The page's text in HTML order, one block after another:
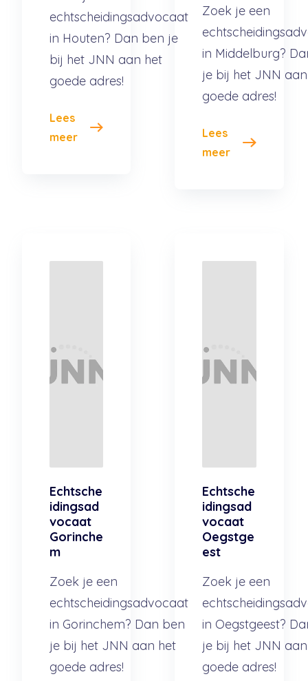
echtscheidingsadvocaat
in Houten? Dan ben je
bij het JNN aan het
goede adres!
Lees
meer
Zoek je een
in Middelburg?
je bij het JNN
goede adres!
Lees
meer
Echtsche
idingsad
vocaat
Gorinche
m
Zoek je een
echtscheidingsadvocaat
in Gorinchem? Dan ben
je bij het JNN aan het
goede adres!
Echtsche
idingsad
vocaat
Oegstge
est
Zoek je een
in Oegstgeest?
je bij het JNN
goede adres!